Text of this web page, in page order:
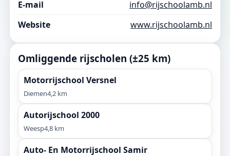
E-mail
info@rijschoolamb.nl
Website
www.rijschoolamb.nl
Omliggende rijscholen (±25 km)
Motorrijschool Versnel
Diemen4,2 km
Autorijschool 2000
Weesp4,8 km
Auto- En Motorrijschool Samir